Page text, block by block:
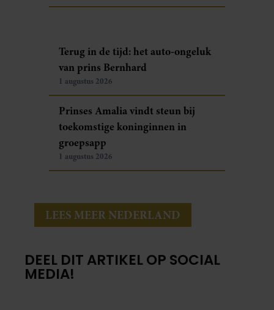
Terug in de tijd: het auto-ongeluk
van prins Bernhard
1 augustus 2026
Prinses Amalia vindt steun bij
toekomstige koninginnen in
groepsapp
1 augustus 2026
LEES MEER NEDERLAND
DEEL DIT ARTIKEL OP SOCIAL
MEDIA!